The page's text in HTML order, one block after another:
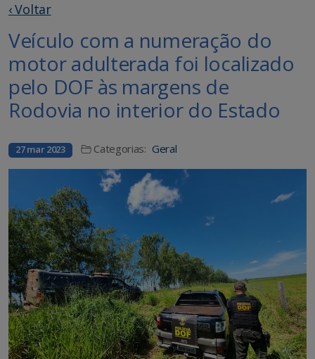
‹ Voltar
Veículo com a numeração do
motor adulterada foi localizado
pelo DOF às margens de
Rodovia no interior do Estado
27 mar 2023 Categorias: Geral